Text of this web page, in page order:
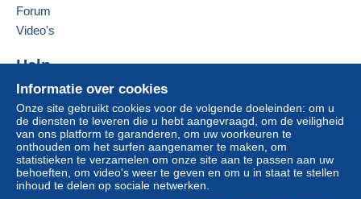
voor de rekening van de koper.
Als de verkoopvoorwaarden van de verkoper
betalingsvoorwaarden van de website van
Delcampe, zoals gedefinieerd in de
gebruiksvoorwaarden , zijn de enige die van
toepassing zijn.
Aankopen moeten worden betaald binnen14
dagenna ontvangst van de eindafrekening van de
Informatie over cookies
Onze site gebruikt cookies voor de volgende doeleinden: om u
de diensten te leveren die u hebt aangevraagd, om de veiligheid
van ons platform te garanderen, om uw voorkeuren te
onthouden om het surfen aangenamer te maken, om
statistieken te verzamelen om onze site aan te passen aan uw
behoeften, om video's weer te geven en om u in staat te stellen
inhoud te delen op sociale netwerken.
Forum
Video's
Help
Hulpcentrum
Kopen op Delcampe
Verkopen op Delcampe
Een beveiligde website